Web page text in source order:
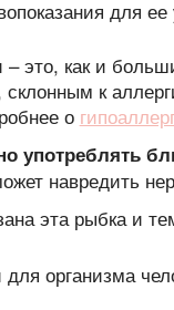
для
– это, как и
к
о
употреблять
навредить
эта рыбка и